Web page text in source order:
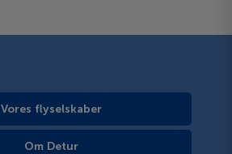
Vores flyselskaber
Om Detur